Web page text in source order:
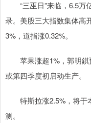
“三巫日”来临，6.5
录。美股三大指数集体高
3%，道指涨0.32%。
苹果涨超1%，郭明
或第四季度初启动生产。
特斯拉涨2.5%，将于
测。